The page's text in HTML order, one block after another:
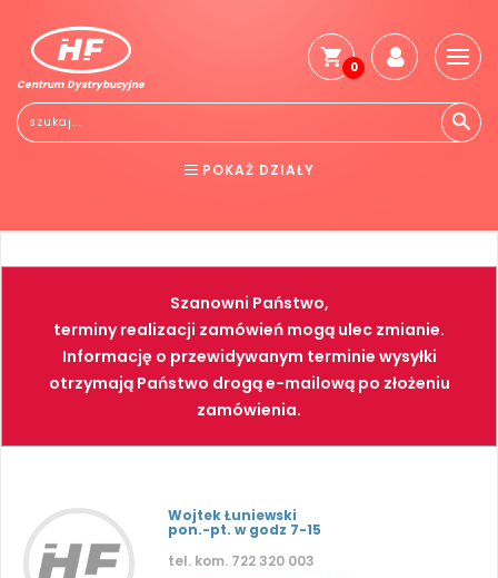
Centrum Dystrybucyjne
0
POKAŻ DZIAŁY
NARZĘDZIA SPAWALNICTWO
FARBY PNEUMATYKA
Szanowni Państwo,
terminy realizacji zamówień mogą ulec zmianie.
Informację o przewidywanym terminie wysyłki
otrzymają Państwo drogą e-mailową po złożeniu
zamówienia.
Wojtek Łuniewski
pon.-pt. w godz 7-15
tel. kom. 722 320 003